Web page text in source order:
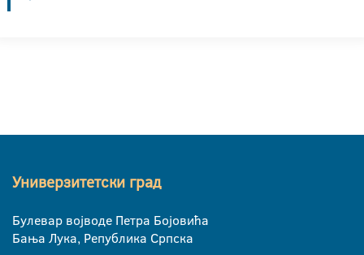
Универзитетски град
Булевар војводе Петра Бојовића
Бања Лука, Република Српска